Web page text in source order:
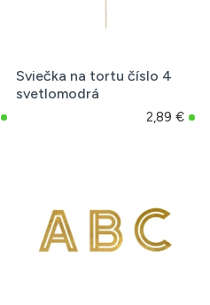
Sviečka na tortu číslo 4
svetlomodrá
2,89 €